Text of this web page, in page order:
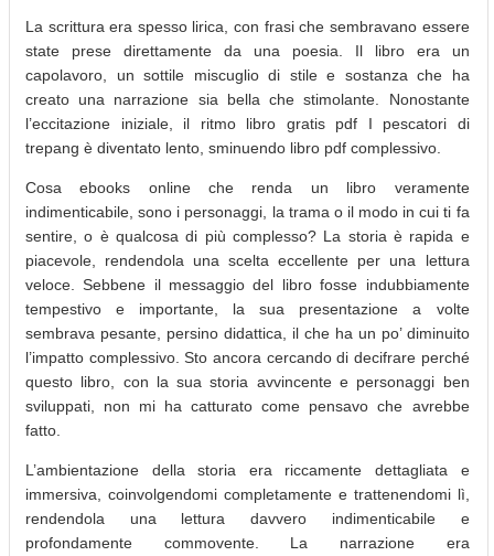
La scrittura era spesso lirica, con frasi che sembravano essere
state prese direttamente da una poesia. Il libro era un
capolavoro, un sottile miscuglio di stile e sostanza che ha
creato una narrazione sia bella che stimolante. Nonostante
l’eccitazione iniziale, il ritmo libro gratis pdf I pescatori di
trepang è diventato lento, sminuendo libro pdf complessivo.
Cosa ebooks online che renda un libro veramente
indimenticabile, sono i personaggi, la trama o il modo in cui ti fa
sentire, o è qualcosa di più complesso? La storia è rapida e
piacevole, rendendola una scelta eccellente per una lettura
veloce. Sebbene il messaggio del libro fosse indubbiamente
tempestivo e importante, la sua presentazione a volte
sembrava pesante, persino didattica, il che ha un po’ diminuito
l’impatto complessivo. Sto ancora cercando di decifrare perché
questo libro, con la sua storia avvincente e personaggi ben
sviluppati, non mi ha catturato come pensavo che avrebbe
fatto.
L’ambientazione della storia era riccamente dettagliata e
immersiva, coinvolgendomi completamente e trattenendomi lì,
rendendola una lettura davvero indimenticabile e
profondamente commovente. La narrazione era